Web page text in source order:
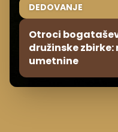
DEDOVANJE
Otroci
družinske
umetnine